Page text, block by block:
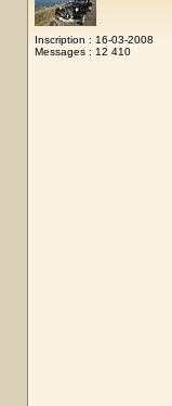
Inscription : 16-03-2008
Messages : 12 410